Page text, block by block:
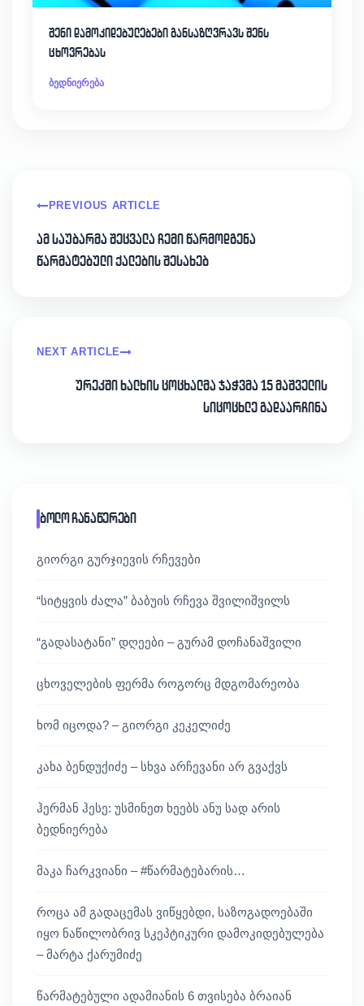
შენი დამოკიდებულებები განსაზღვრავს შენს
ცხოვრებას
ბედნიერება
PREVIOUS ARTICLE
ამ საუბარმა შეცვალა ჩემი წარმოდგენა
წარმატებული ქალების შესახებ
NEXT ARTICLE
ურეკში ხალხის ცოცხალმა ჯაჭვმა 15 მაშველის
სიცოცხლე გადაარჩინა
ბოლო ჩანაწერები
გიორგი გურჯიევის რჩევები
“სიტყვის ძალა” ბაბუის რჩევა შვილიშვილს
“გადასატანი” დღეები – გურამ დოჩანაშვილი
ცხოველების ფერმა როგორც მდგომარეობა
ხომ იცოდა? – გიორგი კეკელიძე
კახა ბენდუქიძე – სხვა არჩევანი არ გვაქვს
ჰერმან ჰესე: უსმინეთ ხეებს ანუ სად არის
ბედნიერება
მაკა ჩარკვიანი – #წარმატებარის…
როცა ამ გადაცემას ვიწყებდი, საზოგადოებაში
იყო ნაწილობრივ სკეპტიკური დამოკიდებულება
– მარტა ქარუმიძე
წარმატებული ადამიანის 6 თვისება ბრაიან